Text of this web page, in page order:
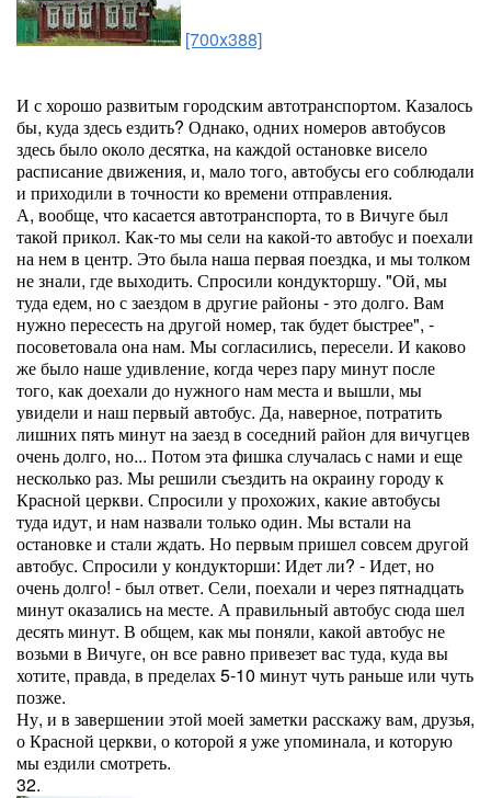
[700x388]
И с хорошо развитым городским автотранспортом. Казалось
бы, куда здесь ездить? Однако, одних номеров автобусов
здесь было около десятка, на каждой остановке висело
расписание движения, и, мало того, автобусы его соблюдали
и приходили в точности ко времени отправления.
А, вообще, что касается автотранспорта, то в Вичуге был
такой прикол. Как-то мы сели на какой-то автобус и поехали
на нем в центр. Это была наша первая поездка, и мы толком
не знали, где выходить. Спросили кондукторшу. "Ой, мы
туда едем, но с заездом в другие районы - это долго. Вам
нужно пересесть на другой номер, так будет быстрее", -
посоветовала она нам. Мы согласились, пересели. И каково
же было наше удивление, когда через пару минут после
того, как доехали до нужного нам места и вышли, мы
увидели и наш первый автобус. Да, наверное, потратить
лишних пять минут на заезд в соседний район для вичугцев
очень долго, но... Потом эта фишка случалась с нами и еще
несколько раз. Мы решили съездить на окраину городу к
Красной церкви. Спросили у прохожих, какие автобусы
туда идут, и нам назвали только один. Мы встали на
остановке и стали ждать. Но первым пришел совсем другой
автобус. Спросили у кондукторши: Идет ли? - Идет, но
очень долго! - был ответ. Сели, поехали и через пятнадцать
минут оказались на месте. А правильный автобус сюда шел
десять минут. В общем, как мы поняли, какой автобус не
возьми в Вичуге, он все равно привезет вас туда, куда вы
хотите, правда, в пределах 5-10 минут чуть раньше или чуть
позже.
Ну, и в завершении этой моей заметки расскажу вам, друзья,
о Красной церкви, о которой я уже упоминала, и которую
мы ездили смотреть.
32.